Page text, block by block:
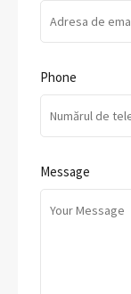
Phone
Message